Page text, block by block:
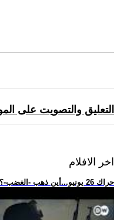
التعليق والتصويت على
اخر الافلام
.. حراك 26 يونيو...أين ذهب -الغضب-؟